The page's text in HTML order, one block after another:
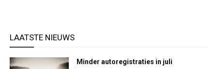
LAATSTE NIEUWS
Minder autoregistraties in juli